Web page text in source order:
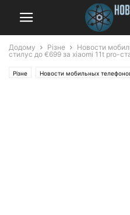
Додому Різне Новости
стилус до €699 за xiaomi 11t pro-
Різне Новости мобильных